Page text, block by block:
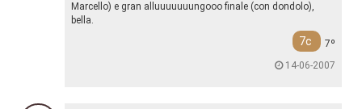
Marcello) e gran alluuuuuuungooo finale (con dondolo),
bella.
7c
7º
14-06-2007